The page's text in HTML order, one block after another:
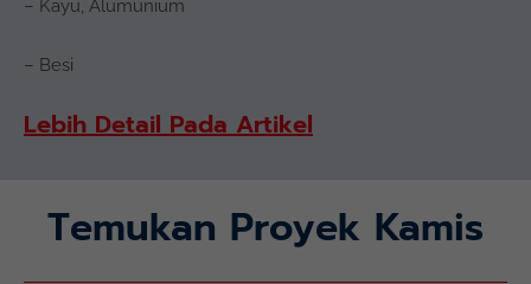
– Kayu, Alumunium
– Besi
Lebih Detail Pada Artikel
Temukan Proyek Kamis